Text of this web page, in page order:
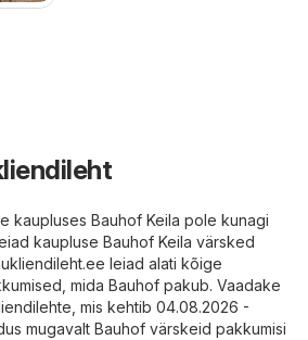
kaupluses Bauhof Keila pole kunagi
kaupluse Bauhof Keila värsked
leiad alati kõige
mida Bauhof pakub. Vaadake
mis kehtib 04.08.2026 -
mugavalt Bauhof värskeid pakkumisi